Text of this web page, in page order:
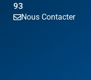
93
Nous Contacter